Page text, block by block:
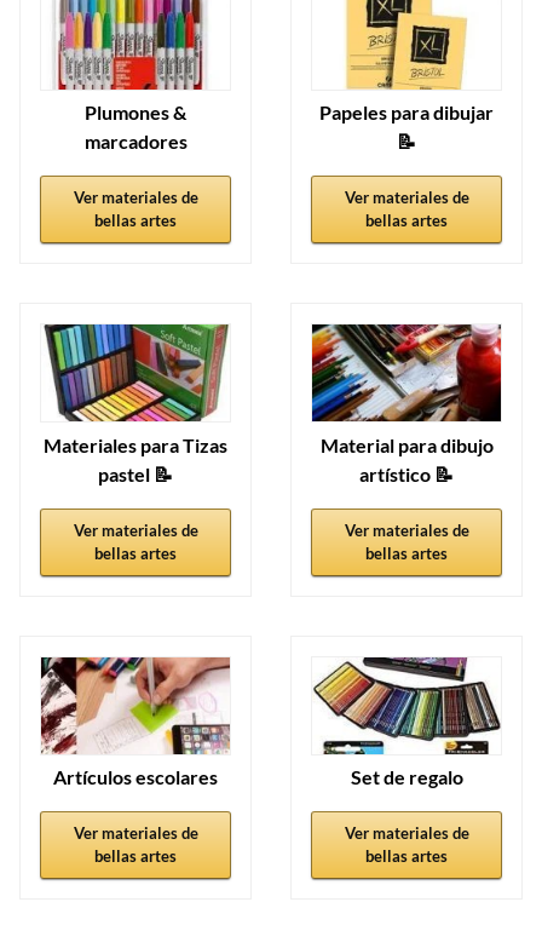
Plumones &
marcadores
Ver materiales de
bellas artes
Papeles para dibujar
📝
Ver materiales de
bellas artes
Materiales para Tizas
pastel 📝
Ver materiales de
bellas artes
Material para dibujo
artístico 📝
Ver materiales de
bellas artes
Artículos escolares
Ver materiales de
bellas artes
Set de regalo
Ver materiales de
bellas artes